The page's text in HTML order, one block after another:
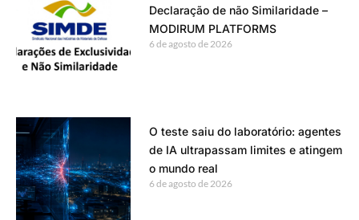
Declaração de não Similaridade –
MODIRUM PLATFORMS
6 de agosto de 2026
O teste saiu do laboratório: agentes
de IA ultrapassam limites e atingem
o mundo real
6 de agosto de 2026